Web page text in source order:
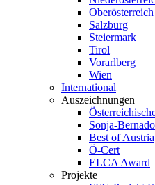
Oberösterreich
Salzburg
Steiermark
Tirol
Vorarlberg
Wien
International
Auszeichnungen
Sonja-
Best of Austria
Ö-Cert
ELCA Award
Projekte